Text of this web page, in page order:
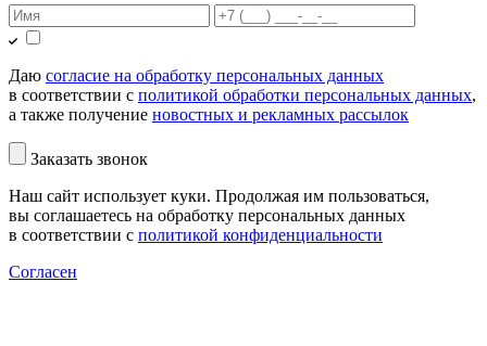
Даю согласие на обработку персональных данных
в соответствии с политикой обработки персональных данных,
а также получение новостных и рекламных рассылок
Заказать звонок
Наш сайт использует куки. Продолжая им пользоваться,
вы соглашаетесь на обработку персональных данных
в соответствии с политикой конфиденциальности
Согласен